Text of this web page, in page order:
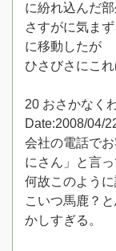
に紛れ込んだ部
さすがに気ま
に移動したが
ひさびさにこ
20 おさかなく
Date:2008/04/
会社の電話で
にさん」と言っ
何故このよう
こいつ馬鹿？
かしすぎる。